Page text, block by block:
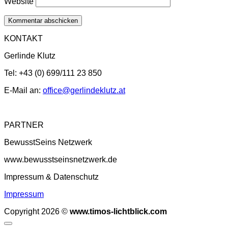
KONTAKT
Gerlinde Klutz
Tel: +43 (0) 699/111 23 850
E-Mail an: office@gerlindeklutz.at
PARTNER
BewusstSeins Netzwerk
www.bewusstseinsnetzwerk.de
Impressum & Datenschutz
Impressum
Copyright 2026 © www.timos-lichtblick.com